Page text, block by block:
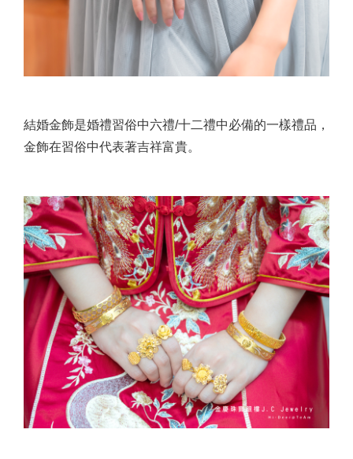
結婚金飾是婚禮習俗中六禮/十二禮中必備的一樣禮品，
金飾在習俗中代表著吉祥富貴。